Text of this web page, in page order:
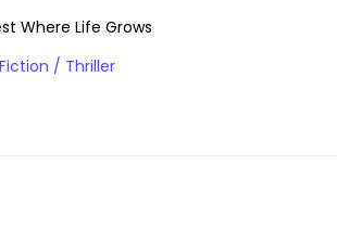
Where Life Grows
Książki obcojęzyczne / angielskie / Fiction / Thriller